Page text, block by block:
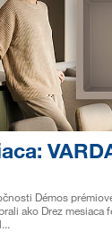
Démos
ako Drez mesiaca